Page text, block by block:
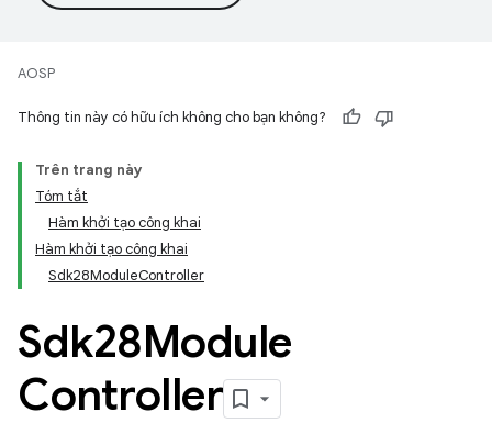
AOSP
Thông tin này có hữu ích không cho bạn không?
Trên trang này
Tóm tắt
Hàm khởi tạo công khai
Hàm khởi tạo công khai
Sdk28ModuleController
Sdk28Module
Controller